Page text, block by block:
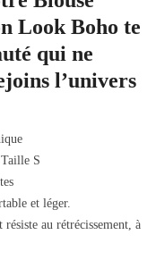
Look Boho te
qui ne
l’univers
S
et léger.
résiste au rétrécissement, à